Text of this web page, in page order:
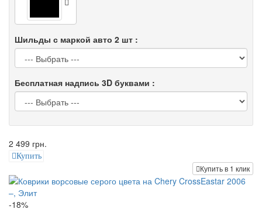
Шильды с маркой авто 2 шт :
Бесплатная надпись 3D буквами :
2 499 грн.
Купить
Купить в 1 клик
-18%